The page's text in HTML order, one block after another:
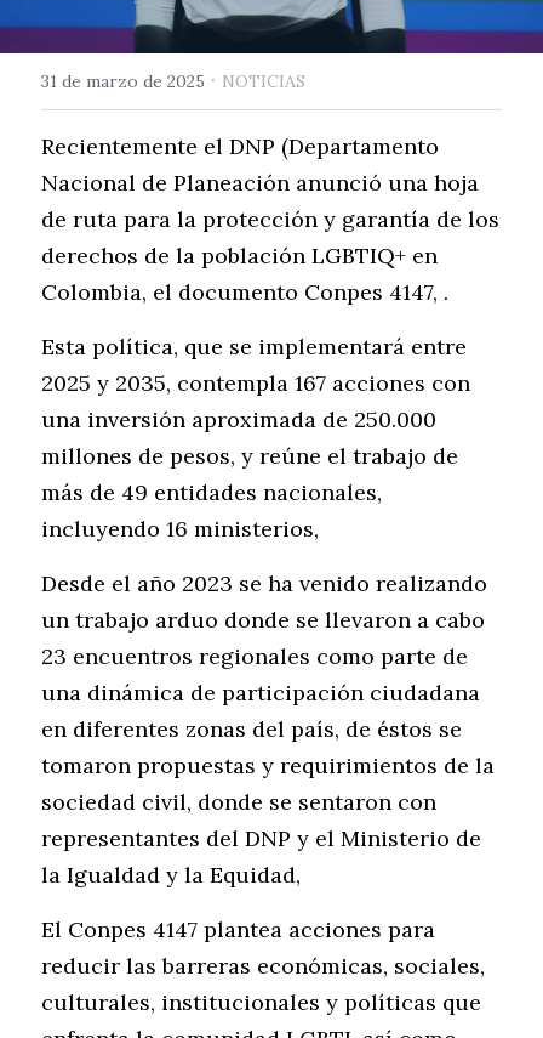
31 de marzo de 2025 · NOTICIAS
Recientemente el DNP (Departamento
Nacional de Planeación anunció una hoja
de ruta para la protección y garantía de los
derechos de la población LGBTIQ+ en
Colombia, el documento Conpes 4147, .
Esta política, que se implementará entre
2025 y 2035, contempla 167 acciones con
una inversión aproximada de 250.000
millones de pesos, y reúne el trabajo de
más de 49 entidades nacionales,
incluyendo 16 ministerios,
Desde el año 2023 se ha venido realizando
un trabajo arduo donde se llevaron a cabo
23 encuentros regionales como parte de
una dinámica de participación ciudadana
en diferentes zonas del país, de éstos se
tomaron propuestas y requirimientos de la
sociedad civil, donde se sentaron con
representantes del DNP y el Ministerio de
la Igualdad y la Equidad,
El Conpes 4147 plantea acciones para
reducir las barreras económicas, sociales,
culturales, institucionales y políticas que